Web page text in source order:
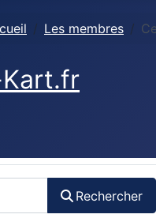
Les membres
Rechercher